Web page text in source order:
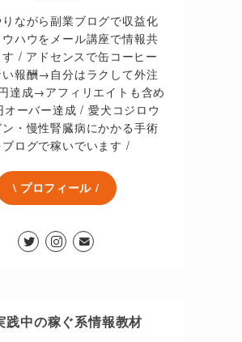
りながら副業ブログで収益化
ウハウをメール講座で情報共
/ アドセンスで缶コーヒー
報酬→自分はラクして外注
達成→アフィリエイトも含め
オーバー達成 / 愛犬コジロウ
・慢性腎臓病にかかる手術
ログで稼いでいます /
\ プロフィール /
践中の稼ぐ系情報教材